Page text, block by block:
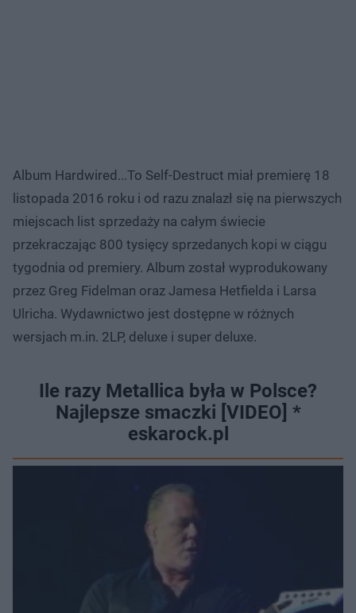
Album Hardwired...To Self-Destruct miał premierę 18
listopada 2016 roku i od razu znalazł się na pierwszych
miejscach list sprzedaży na całym świecie
przekraczając 800 tysięcy sprzedanych kopi w ciągu
tygodnia od premiery. Album został wyprodukowany
przez Greg Fidelman oraz Jamesa Hetfielda i Larsa
Ulricha. Wydawnictwo jest dostępne w różnych
wersjach m.in. 2LP, deluxe i super deluxe.
Ile razy Metallica była w Polsce?
Najlepsze smaczki [VIDEO] *
eskarock.pl